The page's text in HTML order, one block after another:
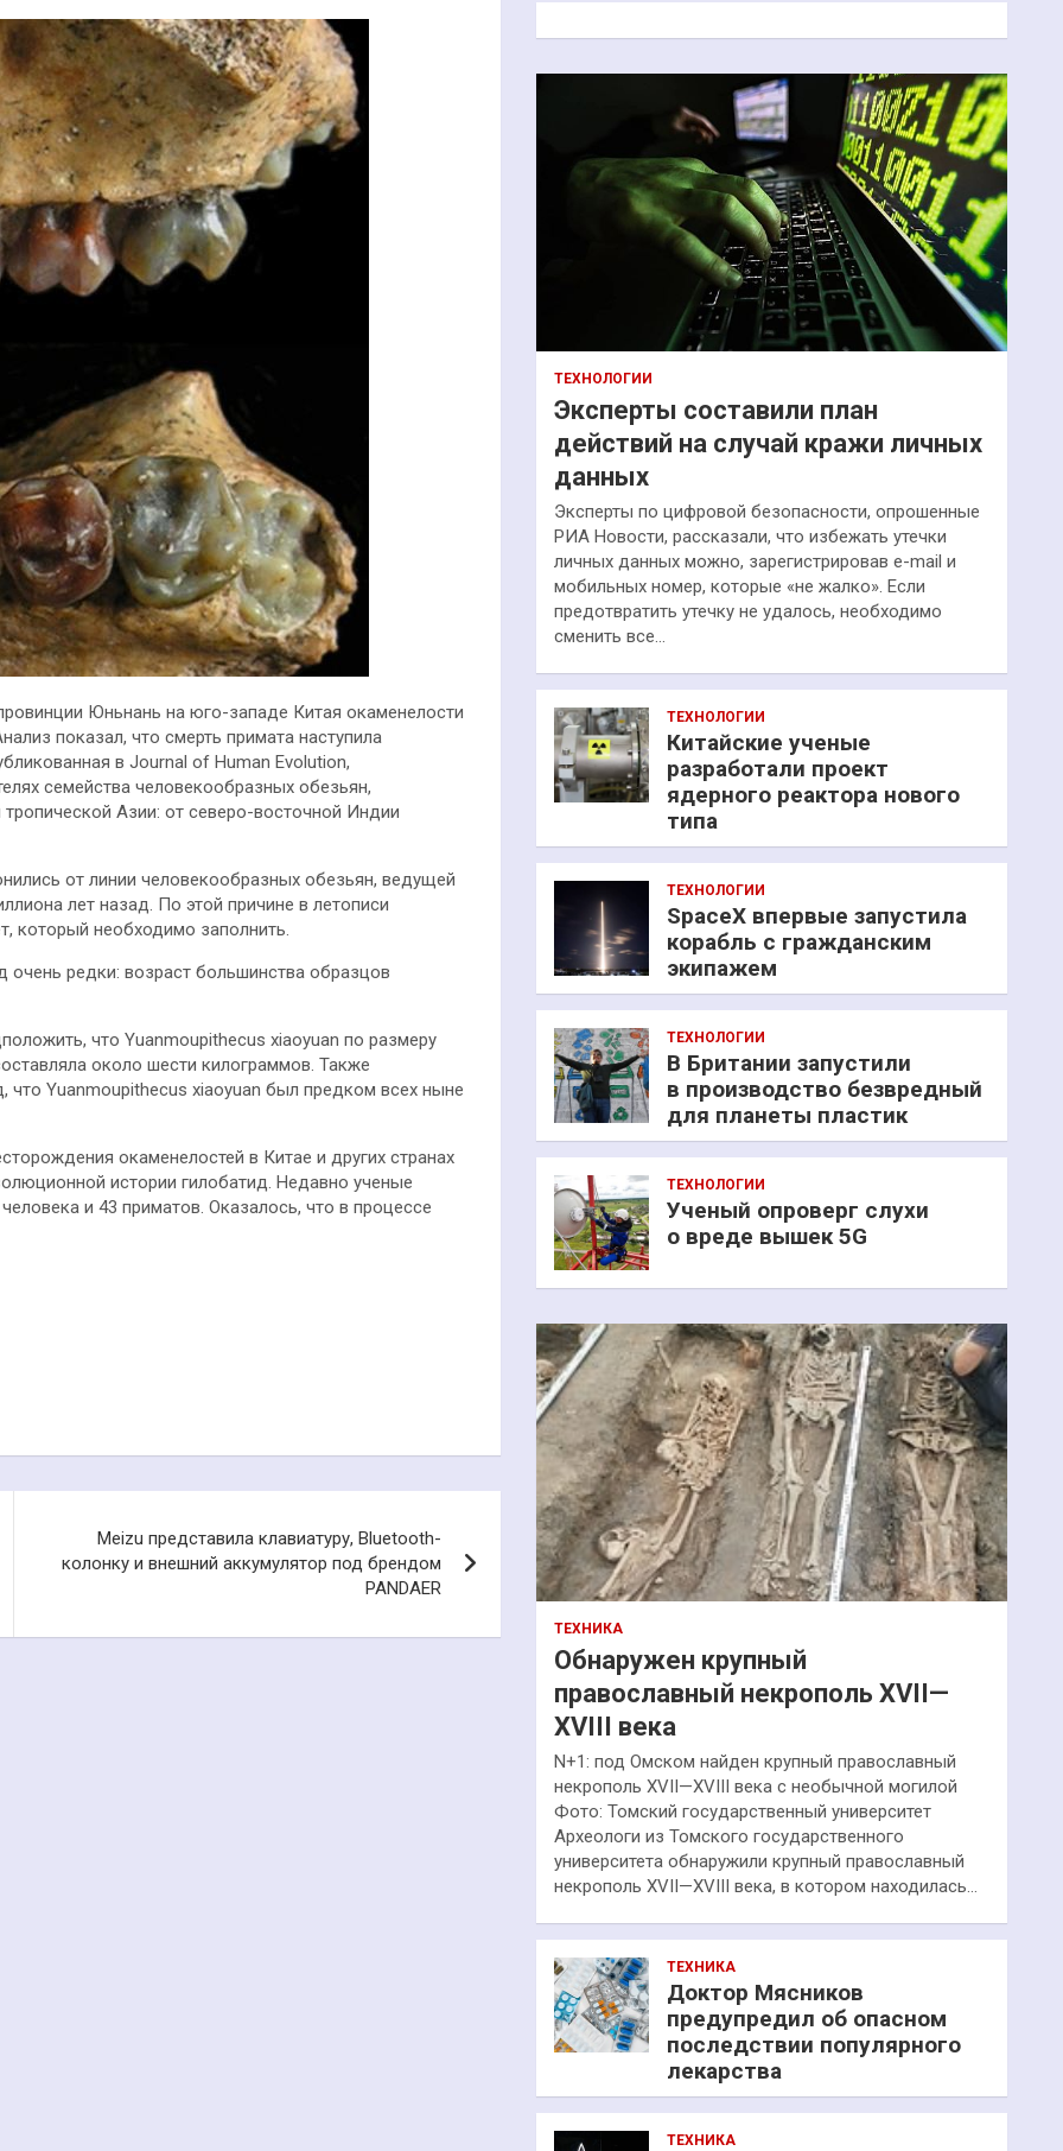
Юньнань на юго-западе Китая окаменелости
показал, что смерть примата наступила
в Journal of Human Evolution,
семейства человекообразных обезьян,
Азии: от северо-восточной Индии
от линии человекообразных обезьян, ведущей
лет назад. По этой причине в летописи
который необходимо заполнить.
редки: возраст большинства образцов
что Yuanmoupithecus xiaoyuan по размеру
около шести килограммов. Также
Yuanmoupithecus xiaoyuan был предком всех ныне
окаменелостей в Китае и других странах
истории гилобатид. Недавно ученые
и 43 приматов. Оказалось, что в процессе
Meizu представила клавиатуру, Bluetooth-
колонку и внешний аккумулятор под брендом
PANDAER
к
ТЕХНОЛОГИИ
Эксперты составили план
действий на случай кражи личных
данных
Эксперты по цифровой безопасности, опрошенные
РИА Новости, рассказали, что избежать утечки
личных данных можно, зарегистрировав e-mail и
мобильных номер, которые «не жалко». Если
предотвратить утечку не удалось, необходимо
сменить все…
ТЕХНОЛОГИИ
Китайские ученые
разработали проект
ядерного реактора нового
типа
ТЕХНОЛОГИИ
SpaceX впервые запустила
корабль с гражданским
экипажем
ТЕХНОЛОГИИ
В Британии запустили
в производство безвредный
для планеты пластик
ТЕХНОЛОГИИ
Ученый опроверг слухи
о вреде вышек 5G
ТЕХНИКА
Обнаружен крупный
православный некрополь XVII—
XVIII века
N+1: под Омском найден крупный православный
некрополь XVII—XVIII века с необычной могилой
Фото: Томский государственный университет
Археологи из Томского государственного
университета обнаружили крупный православный
некрополь XVII—XVIII века, в котором находилась…
ТЕХНИКА
Доктор Мясников
предупредил об опасном
последствии популярного
лекарства
ТЕХНИКА